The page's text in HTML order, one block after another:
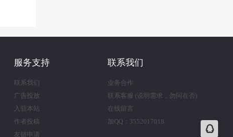
服务支持
联系我们
广告投放
入驻本站
作者投稿
友链申请
联系我们
业务合作
联系客服 (说明需求，勿问在否)
在线留言
加QQ：3552017018